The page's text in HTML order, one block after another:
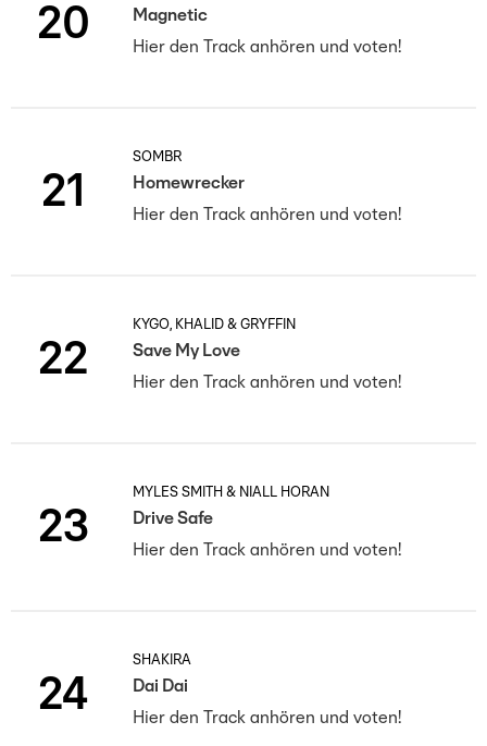
20
Magnetic
Hier den Track anhören und voten!
21
SOMBR
Homewrecker
Hier den Track anhören und voten!
22
KYGO, KHALID & GRYFFIN
Save My Love
Hier den Track anhören und voten!
23
MYLES SMITH & NIALL HORAN
Drive Safe
Hier den Track anhören und voten!
24
SHAKIRA
Dai Dai
Hier den Track anhören und voten!